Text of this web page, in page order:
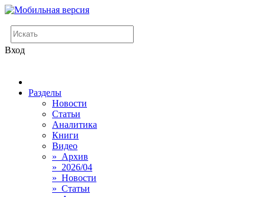
Вход
Разделы
Новости
Статьи
Аналитика
Книги
Видео
» Архив
» 2026/04
» Новости
» Статьи